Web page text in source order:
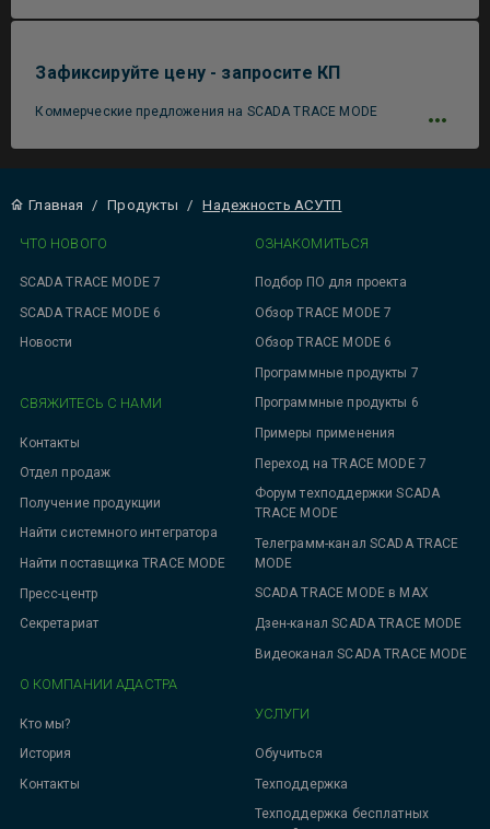
Зафиксируйте цену - запросите КП
Коммерческие предложения на SCADA TRACE MODE
Главная / Продукты / Надежность АСУТП
ЧТО НОВОГО
SCADA TRACE MODE 7
SCADA TRACE MODE 6
Новости
ОЗНАКОМИТЬСЯ
Подбор ПО для проекта
Обзор TRACE MODE 7
Обзор TRACE MODE 6
Программные продукты 7
Программные продукты 6
Примеры применения
Переход на TRACE MODE 7
Форум техподдержки SCADA
TRACE MODE
Телеграмм-канал SCADA TRACE
MODE
SCADA TRACE MODE в MAX
Дзен-канал SCADA TRACE MODE
Видеоканал SCADA TRACE MODE
УСЛУГИ
Обучиться
Техподдержка
Техподдержка бесплатных
СВЯЖИТЕСЬ С НАМИ
Контакты
Отдел продаж
Получение продукции
Найти системного интегратора
Найти поставщика TRACE MODE
Пресс-центр
Секретариат
О КОМПАНИИ АДАСТРА
Кто мы?
История
Контакты